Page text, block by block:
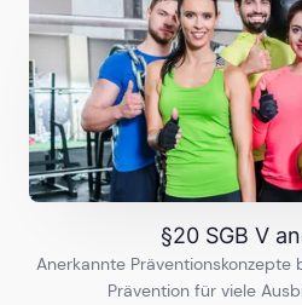
Heilbronn
5Ausbildungen
Karlsruhe
18Ausbildungen
Kassel
14Ausbildungen
§20 SGB V
Anerkannte Präventionskonzepte
Prävention für viele